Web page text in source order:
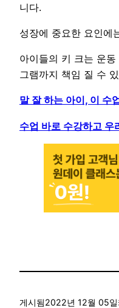
니다.
성장에 중요한 요인에
아이들의 키 크는 운
그램까지 책임 질 수
말 잘 하는 아이, 이
수업 바로 수강하고
게시됨2022년 12월 05일